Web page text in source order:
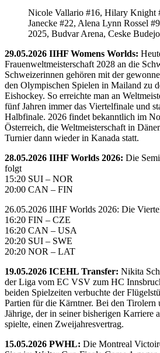
Nicole Vallario #16, Hilary Knight
Janecke #22, Alena Lynn Rossel
2025, Budvar Arena, Ceske
29.05.2026 IIHF Womens Worlds:
Frauenweltmeisterschaft 2028 an die
Schweizerinnen gehören mit der
den Olympischen Spielen in Mailand zu
Eishockey. So erreichte man an
fünf Jahren immer das Viertelfinale und
Halbfinale. 2026 findet bekanntlich im
Österreich, die Weltmeisterschaft in
Turnier dann wieder in Kanada statt.
28.05.2026 IIHF Worlds 2026: Die
folgt
15:20 SUI – NOR
20:00 CAN – FIN
26.05.2026 IIHF Worlds 2026: Die
16:20 FIN – CZE
16:20 CAN – USA
20:20 SUI – SWE
20:20 NOR – LAT
19.05.2026 ICEHL Transfer: Nikita
der Liga vom EC VSV zum HC
beiden Spielzeiten verbuchte der
Partien für die Kärntner. Bei den Tirolern
Jährige, der in seiner bisherigen
spielte, einen Zweijahresvertrag.
15.05.2026 PWHL: Die Montreal